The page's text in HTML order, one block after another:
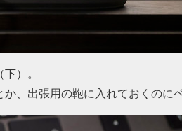
）。
、出張用の鞄に入れておくのに